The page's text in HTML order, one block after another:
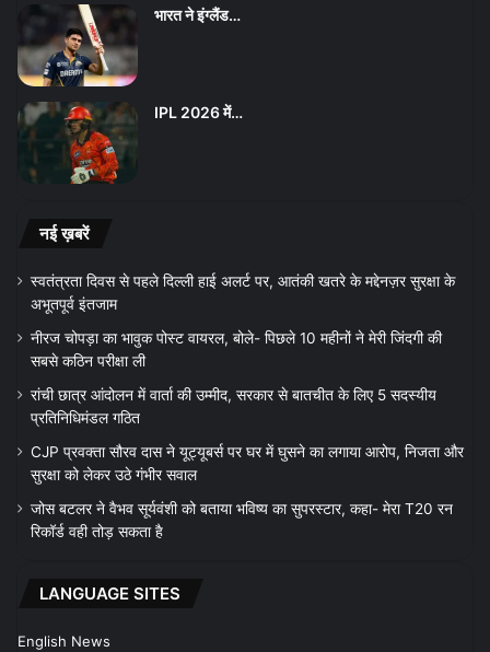
भारत ने इंग्लैंड…
IPL 2026 में…
नई ख़बरें
स्वतंत्रता दिवस से पहले दिल्ली हाई अलर्ट पर, आतंकी खतरे के मद्देनज़र सुरक्षा के
अभूतपूर्व इंतजाम
नीरज चोपड़ा का भावुक पोस्ट वायरल, बोले- पिछले 10 महीनों ने मेरी जिंदगी की
सबसे कठिन परीक्षा ली
रांची छात्र आंदोलन में वार्ता की उम्मीद, सरकार से बातचीत के लिए 5 सदस्यीय
प्रतिनिधिमंडल गठित
CJP प्रवक्ता सौरव दास ने यूट्यूबर्स पर घर में घुसने का लगाया आरोप, निजता और
सुरक्षा को लेकर उठे गंभीर सवाल
जोस बटलर ने वैभव सूर्यवंशी को बताया भविष्य का सुपरस्टार, कहा- मेरा T20 रन
रिकॉर्ड वही तोड़ सकता है
LANGUAGE SITES
English News